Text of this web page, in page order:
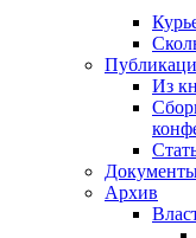
Из
Архив